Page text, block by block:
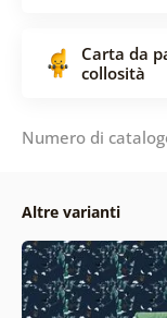
Carta da
collosità
Numero di
Altre varianti